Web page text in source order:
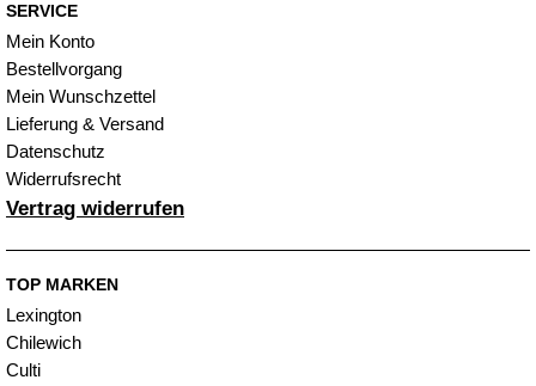
SERVICE
Mein Konto
Bestellvorgang
Mein Wunschzettel
Lieferung & Versand
Datenschutz
Widerrufsrecht
Vertrag widerrufen
TOP MARKEN
Lexington
Chilewich
Culti